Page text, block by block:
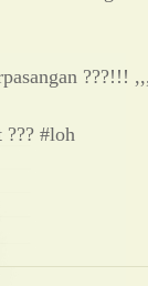
???!!!
??? #loh